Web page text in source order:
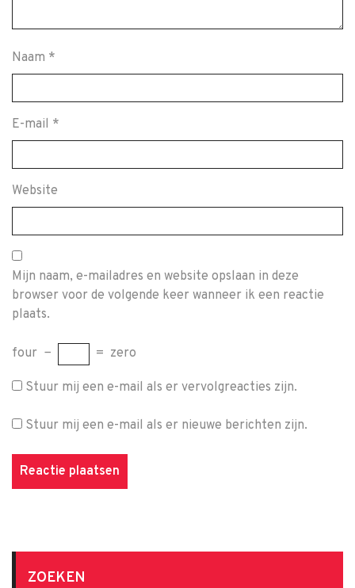
Naam *
E-mail *
Website
Mijn naam, e-mailadres en website opslaan in deze
browser voor de volgende keer wanneer ik een reactie
plaats.
four − = zero
Stuur mij een e-mail als er vervolgreacties zijn.
Stuur mij een e-mail als er nieuwe berichten zijn.
ZOEKEN